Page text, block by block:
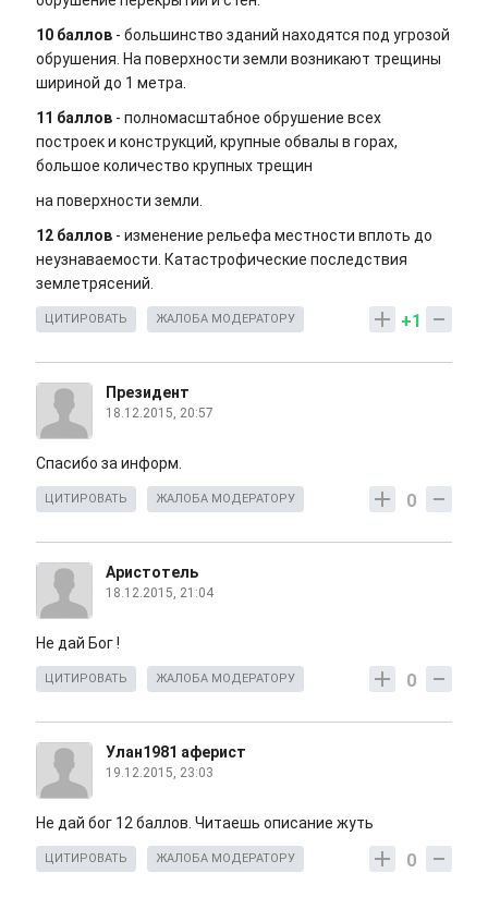
10 баллов - большинство зданий находятся под угрозой
обрушения. На поверхности земли возникают трещины
шириной до 1 метра.
11 баллов - полномасштабное обрушение всех
построек и конструкций, крупные обвалы в горах,
большое количество крупных трещин
на поверхности земли.
12 баллов - изменение рельефа местности вплоть до
неузнаваемости. Катастрофические последствия
землетрясений.
+1
ЦИТИРОВАТЬ ЖАЛОБА МОДЕРАТОРУ
Президент
18.12.2015, 20:57
Спасибо за информ.
0
ЦИТИРОВАТЬ ЖАЛОБА МОДЕРАТОРУ
Аристотель
18.12.2015, 21:04
Не дай Бог !
0
ЦИТИРОВАТЬ ЖАЛОБА МОДЕРАТОРУ
Улан1981 аферист
19.12.2015, 23:03
Не дай бог 12 баллов. Читаешь описание жуть
0
ЦИТИРОВАТЬ ЖАЛОБА МОДЕРАТОРУ